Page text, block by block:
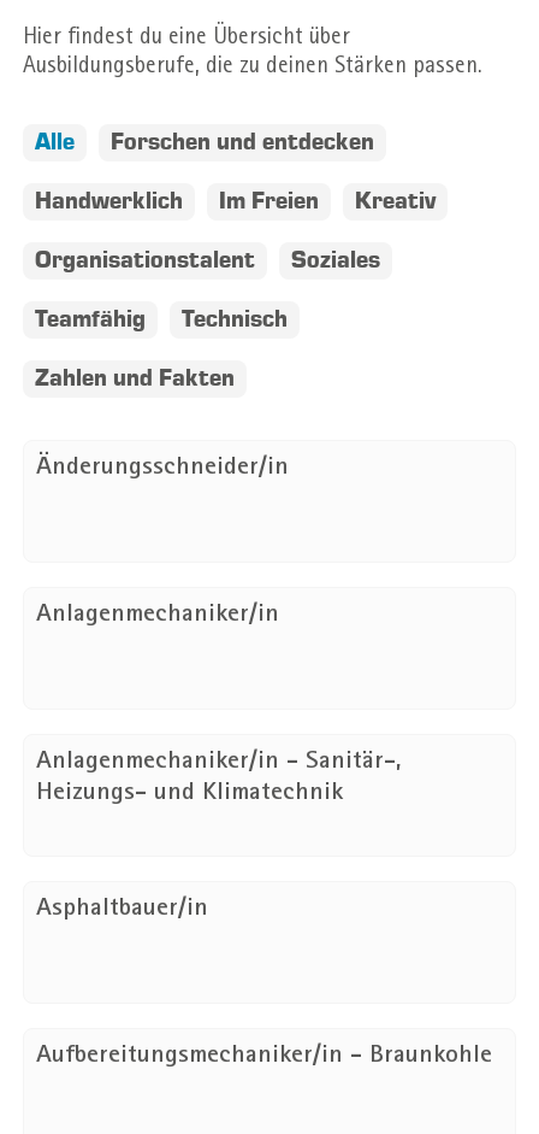
Hier findest du eine Übersicht über
Ausbildungsberufe, die zu deinen Stärken passen.
Alle Forschen und entdecken
Handwerklich Im Freien Kreativ
Organisationstalent Soziales
Teamfähig Technisch
Zahlen und Fakten
Änderungsschneider/in
Anlagenmechaniker/in
Anlagenmechaniker/in - Sanitär-,
Heizungs- und Klimatechnik
Asphaltbauer/in
Aufbereitungsmechaniker/in - Braunkohle